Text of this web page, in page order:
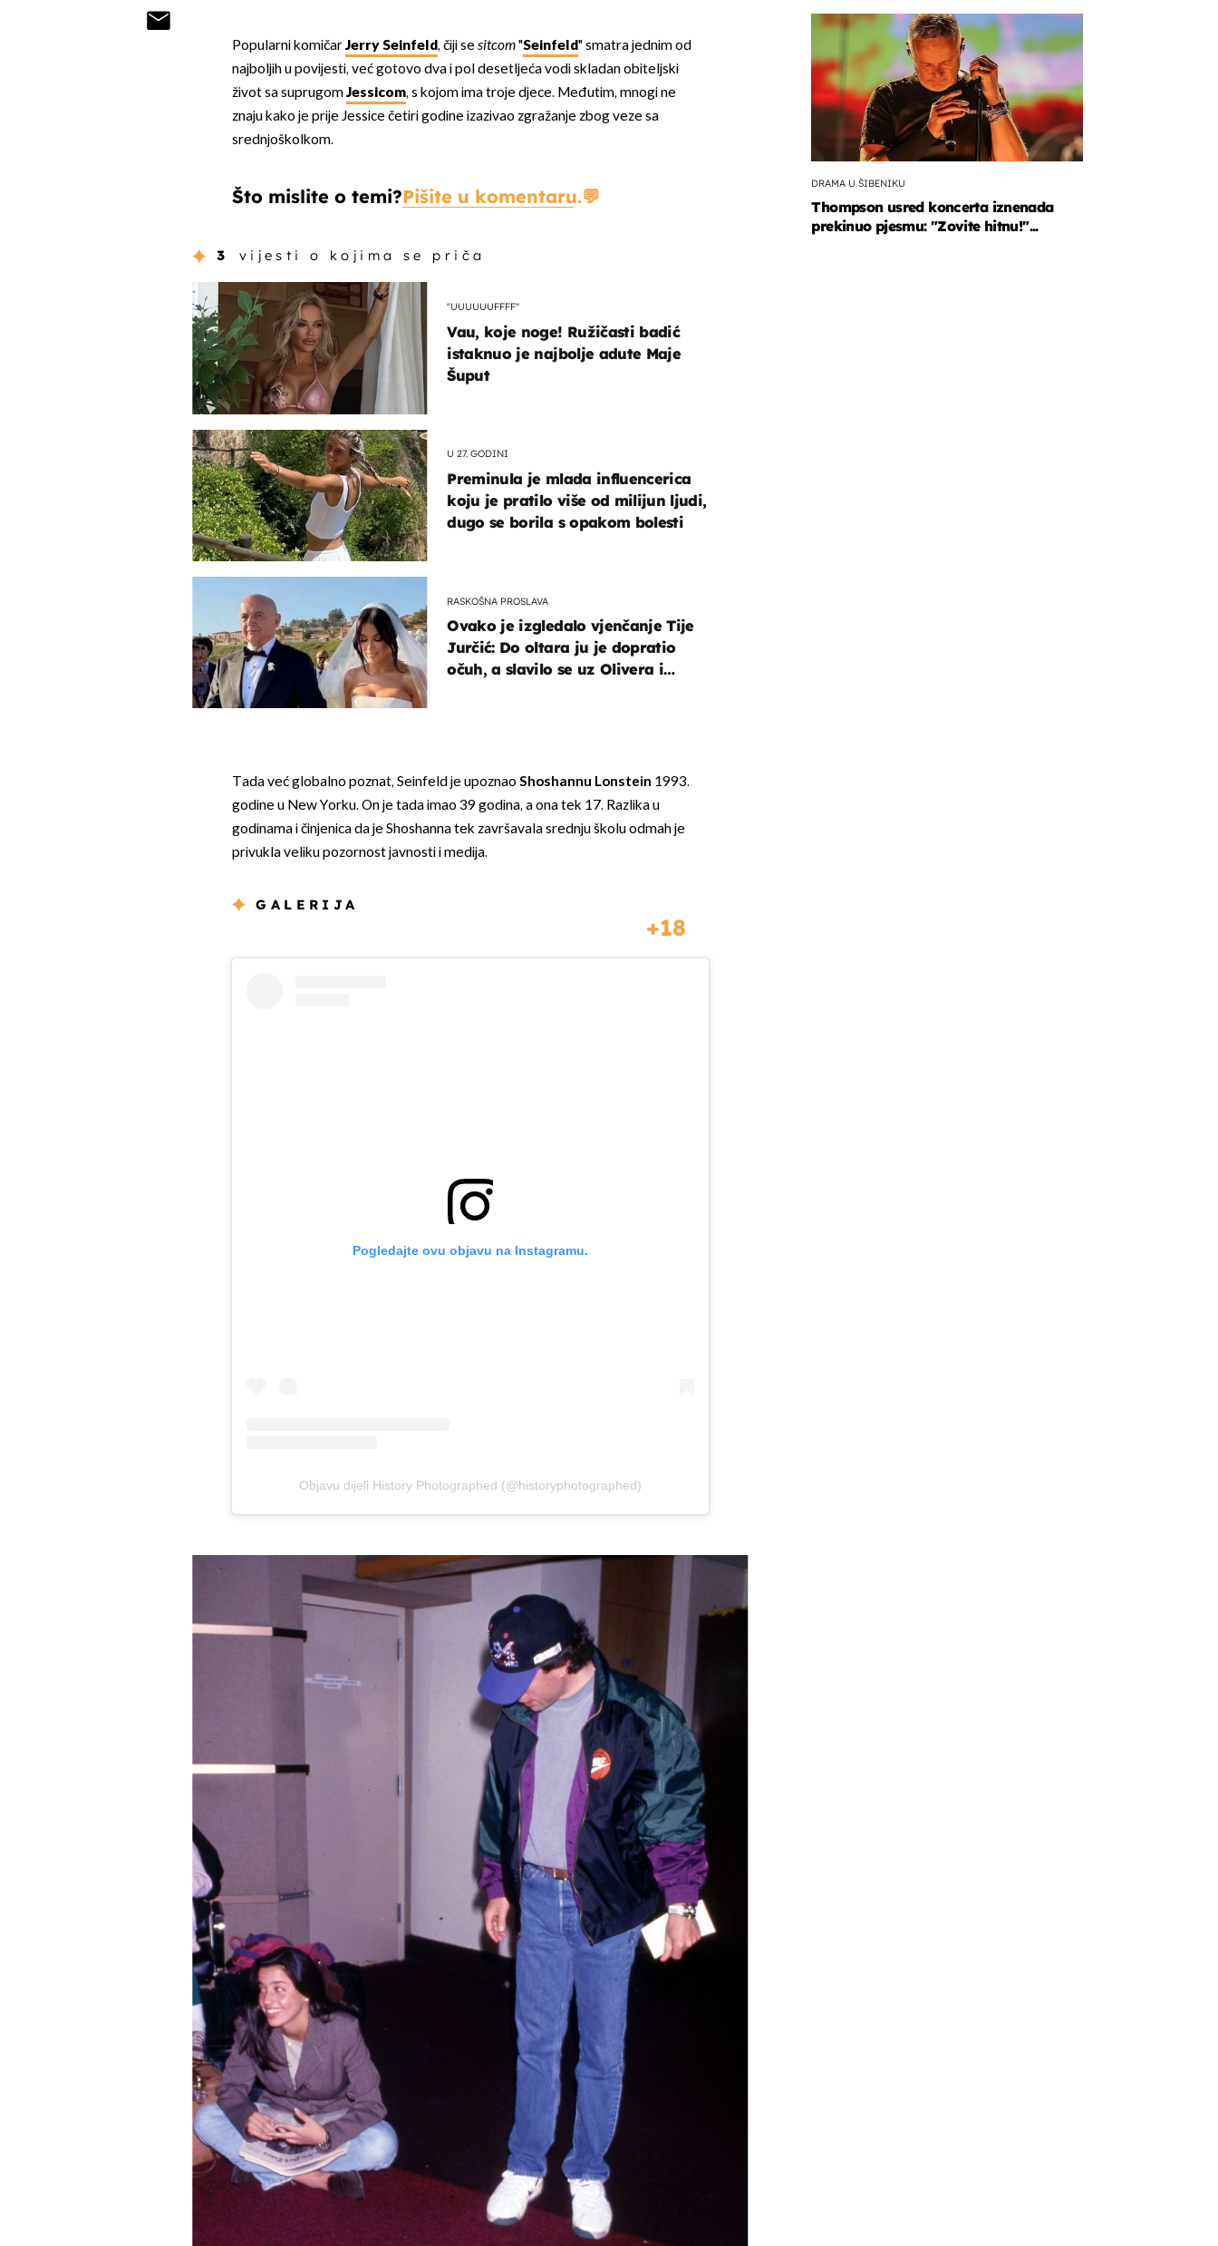
Popularni komičarJerry Seinfeld, čiji se sitcom"Seinfeld" smatra jednim od
najboljih u povijesti, već gotovo dva i pol desetljeća vodi skladan obiteljski
život sa suprugomJessicom, s kojom ima troje djece. Međutim, mnogi ne
znaju kako je prije Jessice četiri godine izazivao zgražanje zbog veze sa
srednjoškolkom.
Što mislite o temi?Pišite u komentaru.
3 vijesti o kojima se priča
"UUUUUUFFFF"
Vau, koje noge! Ružičasti badić
istaknuo je najbolje adute Maje
Šuput
U 27. GODINI
Preminula je mlada influencerica
koju je pratilo više od milijun ljudi,
dugo se borila s opakom bolesti
RASKOŠNA PROSLAVA
Ovako je izgledalo vjenčanje Tije
Jurčić: Do oltara ju je dopratio
očuh, a slavilo se uz Olivera i
Tada već globalno poznat, Seinfeld je upoznao Shoshannu Lonstein 1993.
godine u New Yorku. On je tada imao 39 godina, a ona tek 17. Razlika u
godinama i činjenica da je Shoshanna tek završavala srednju školu odmah je
privukla veliku pozornost javnosti i medija.
GALERIJA
18
Pogledajte ovu objavu na Instagramu.
Objavu dijeli History Photographed (@historyphotographed)
DRAMA U ŠIBENIKU
Thompson usred koncerta iznenada
prekinuo pjesmu: "Zovite hitnu!"...